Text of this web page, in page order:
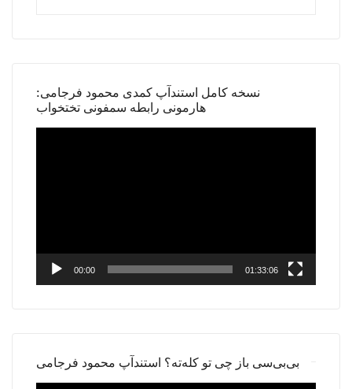
نسخه کامل استندآپ کمدی محمود فرجامی:
هارمونی رابطه سمفونی تختخواب
00:00 01:33:06
بی‌بی‌سی باز چی تو کله‌ته؟ استندآپ محمود فرجامی